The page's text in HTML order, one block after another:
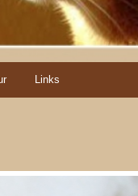
Links